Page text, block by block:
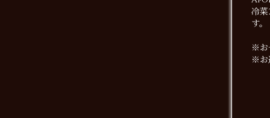
冷
す。
※お
※お